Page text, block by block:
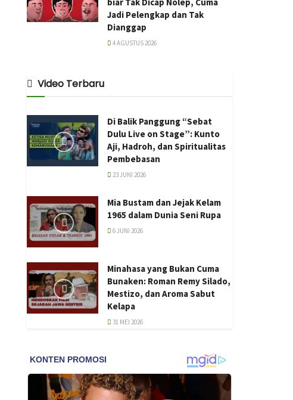
Jadi Pelengkap dan Tak
Dianggap
4 AGUSTUS 2026
Video Terbaru
Di Balik Panggung “Sebat
Dulu Live on Stage”: Kunto
Aji, Hadroh, dan Spiritualitas
Pembebasan
23 JUNI 2026
Mia Bustam dan Jejak Kelam
1965 dalam Dunia Seni Rupa
6 JUNI 2026
Minahasa yang Bukan Cuma
Bunaken: Roman Remy Silado,
Mestizo, dan Aroma Sabut
Kelapa
31 MEI 2026